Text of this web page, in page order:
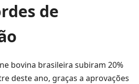
de
bovina brasileira subiram 20%
deste ano, graças a aprovações